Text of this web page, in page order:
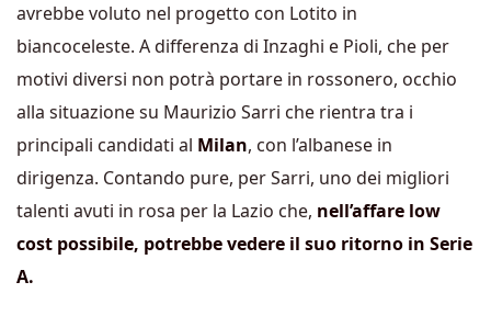
avrebbe voluto nel progetto con Lotito in
biancoceleste. A differenza di Inzaghi e Pioli, che per
motivi diversi non potrà portare in rossonero, occhio
alla situazione su Maurizio Sarri che rientra tra i
principali candidati al Milan, con l’albanese in
dirigenza. Contando pure, per Sarri, uno dei migliori
talenti avuti in rosa per la Lazio che, nell’affare low
cost possibile, potrebbe vedere il suo ritorno in Serie
A.